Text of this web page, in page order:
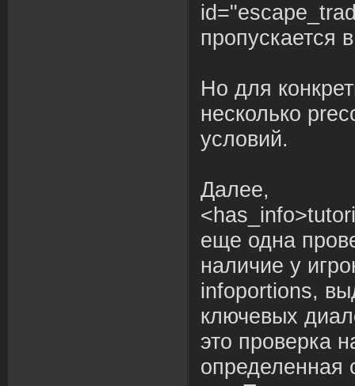
пропускается
Но для
несколько
условий.
Далее,
еще одна
наличие у
infoportions,
ключевых
это проверка
определенная